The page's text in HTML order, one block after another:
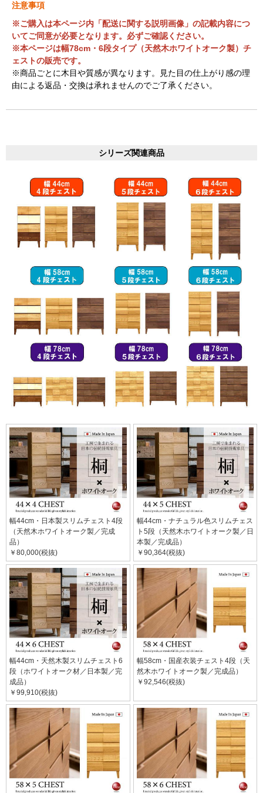
注意事項
※ご購入は本ページ内「配送に関する説明画像」の記載内容につ
いてご同意が必要となります。必ずご確認ください。
※本ページは幅78cm・6段タイプ（天然木ホワイトオーク製）チ
ェストの販売です。
※商品ごとに木目や質感が異なります。見た目の仕上がり感の理
由による返品・交換は承れませんのでご了承ください。
シリーズ関連商品
幅44cm・日本製スリムチェスト4段
（天然木ホワイトオーク製／完成
品）
￥80,000(税抜)
幅44cm・ナチュラル色スリムチェス
ト5段（天然木ホワイトオーク製／日
本製／完成品）
￥90,364(税抜)
幅44cm・天然木製スリムチェスト6
段（ホワイトオーク材／日本製／完
成品）
￥99,910(税抜)
幅58cm・国産衣装チェスト4段（天
然木ホワイトオーク製／完成品）
￥92,546(税抜)